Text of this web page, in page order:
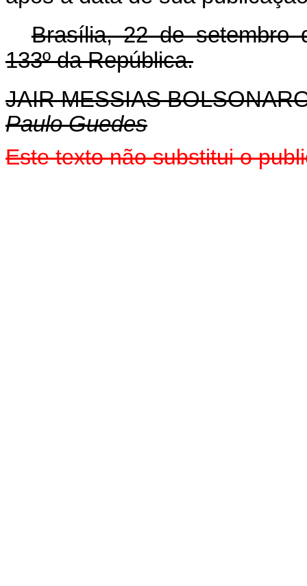
Brasília, 22 de setembro
133º da República.
JAIR MESSIAS
Paulo Guedes
Este texto não substitui o